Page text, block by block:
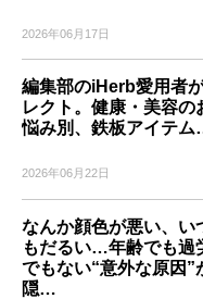
2026年06月17日
編集部のiHerb愛用者
レクト。健康・美容の
悩み別、鉄板アイテ
2026年06月22日
なんか顔色が悪い、い
もだるい…年齢でも過
でもない“意外な原因”
隠…